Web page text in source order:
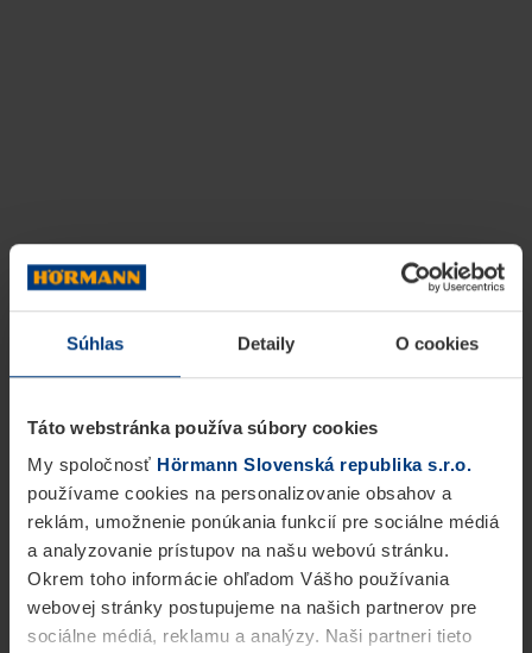
Súhlas Detaily O cookies
Táto webstránka používa súbory cookies
My spoločnosť Hörmann Slovenská republika s.r.o.
používame cookies na personalizovanie obsahov a
reklám, umožnenie ponúkania funkcií pre sociálne médiá
a analyzovanie prístupov na našu webovú stránku.
Okrem toho informácie ohľadom Vášho používania
webovej stránky postupujeme na našich partnerov pre
sociálne médiá, reklamu a analýzy. Naši partneri tieto